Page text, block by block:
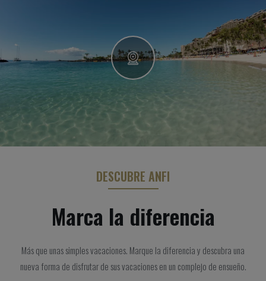
DESCUBRE ANFI
Marca la diferencia
Más que unas simples vacaciones. Marque la diferencia y descubra una
nueva forma de disfrutar de sus vacaciones en un complejo de ensueño.